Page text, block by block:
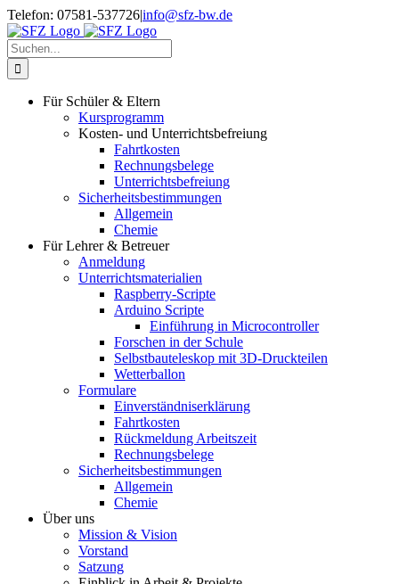
Zum
Inhalt
springen
Telefon: 07581-537726|info@sfz-bw.de
Suche
nach:
Für Schüler & Eltern
Kursprogramm
Kosten- und Unterrichtsbefreiung
Fahrtkosten
Rechnungsbelege
Unterrichtsbefreiung
Sicherheitsbestimmungen
Allgemein
Chemie
Für Lehrer & Betreuer
Anmeldung
Unterrichtsmaterialien
Raspberry-Scripte
Arduino Scripte
Einführung in Microcontroller
Forschen in der Schule
Selbstbauteleskop mit 3D-Druckteilen
Wetterballon
Formulare
Einverständniserklärung
Fahrtkosten
Rückmeldung Arbeitszeit
Rechnungsbelege
Sicherheitsbestimmungen
Allgemein
Chemie
Über uns
Mission & Vision
Vorstand
Satzung